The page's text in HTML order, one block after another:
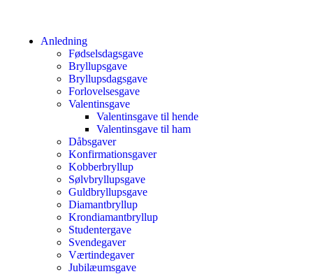
Anledning
Fødselsdagsgave
Bryllupsgave
Bryllupsdagsgave
Forlovelsesgave
Valentinsgave
Valentinsgave til hende
Valentinsgave til ham
Dåbsgaver
Konfirmationsgaver
Kobberbryllup
Sølvbryllupsgave
Guldbryllupsgave
Diamantbryllup
Krondiamantbryllup
Studentergave
Svendegaver
Værtindegaver
Jubilæumsgave